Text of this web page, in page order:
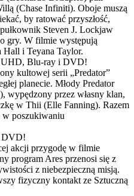
(Chase Infiniti). Oboje muszą
by ratować przyszłość,
Steven J. Lockjaw
gry. W filmie występują
i Teyana Taylor.
UHD, Blu-ray i DVD!
kultowej serii „Predator”
planecie. Młody Predator
wypędzony przez własny klan,
w Thii (Elle Fanning). Razem
w poszukiwaniu
DVD!
akcji przygodę w filmie
program Ares przenosi się z
z niebezpieczną misją.
fizyczny kontakt ze Sztuczną